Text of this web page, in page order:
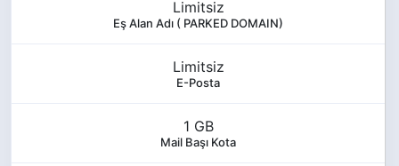
Limitsiz
Eş Alan Adı ( PARKED DOMAIN)
Limitsiz
E-Posta
1 GB
Mail Başı Kota